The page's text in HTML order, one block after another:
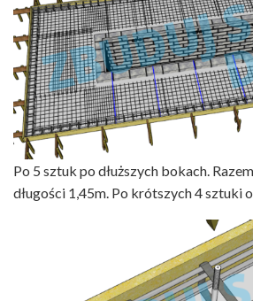
Po 5 sztuk po dłuższych bokach.
długości 1,45m. Po krótszych 4 sztuki